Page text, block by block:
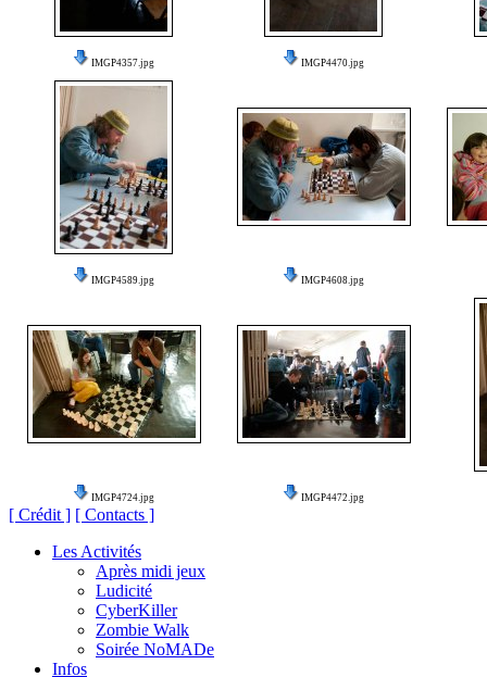
IMGP4357.jpg IMGP4470.jpg
IMGP4589.jpg IMGP4608.jpg
IMGP4724.jpg IMGP4472.jpg
[ Crédit ] [ Contacts ]
Les Activités
Après midi jeux
Ludicité
CyberKiller
Zombie Walk
Soirée NoMADe
Infos